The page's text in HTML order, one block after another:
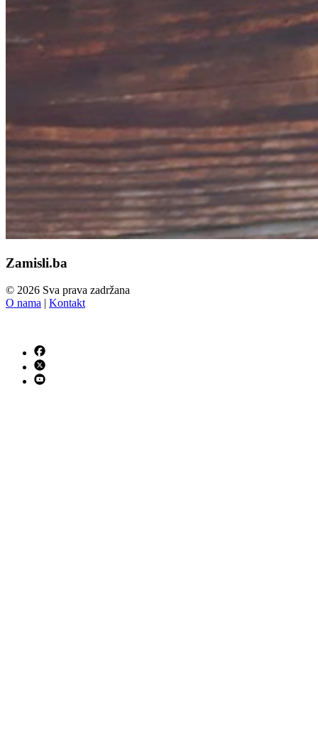
Zamisli.ba
© 2026 Sva prava zadržana
O nama | Kontakt